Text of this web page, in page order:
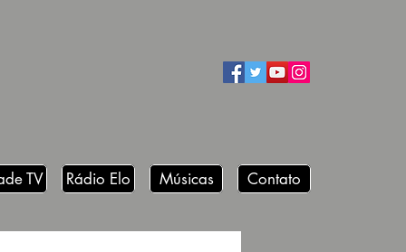
TV Rádio Elo Músicas Contato